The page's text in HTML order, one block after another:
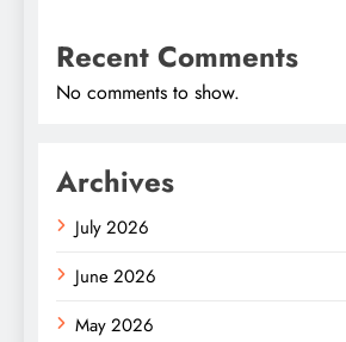
Recent Comments
No comments to show.
Archives
July 2026
June 2026
May 2026